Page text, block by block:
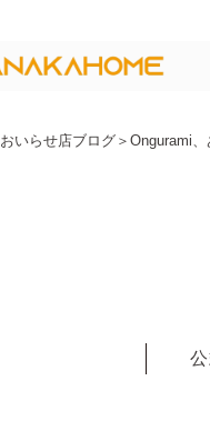
おいらせ店ブログ ＞ Ongurami